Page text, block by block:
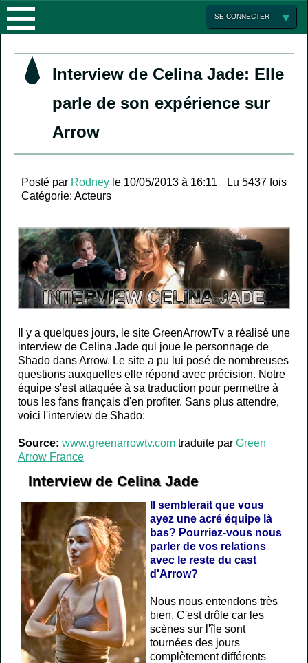
SE CONNECTER
ACTUALITÉS
LES
SAISONS
SAISON
SÉRIE
LA
LISTE
GALERIE
MINI
JEUX
ARROW
FORUM
PARTENAIRES
CONTACT
A
PROPOS
Interview de Celina Jade: Elle
parle de son expérience sur
Arrow
Lu 5437 fois
Posté par Rodney le 10/05/2013 à 16:11
Catégorie: Acteurs
Il y a quelques jours, le site GreenArrowTv a réalisé une
interview de Celina Jade qui joue le personnage de
Shado dans Arrow. Le site a pu lui posé de nombreuses
questions auxquelles elle répond avec précision. Notre
équipe s'est attaquée à sa traduction pour permettre à
tous les fans français d'en profiter. Sans plus attendre,
voici l'interview de Shado:
Source: www.greenarrowtv.com traduite par Green
Arrow France
Interview de Celina Jade
Il semblerait que vous
ayez une acré équipe là
bas? Pourriez-vous nous
parler de vos relations
avec le reste du cast
d'Arrow?
Nous nous entendons très
bien. C'est drôle car les
scènes sur l'île sont
tournées des jours
complètement différents